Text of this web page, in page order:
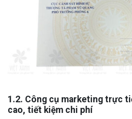
1.2. Công cụ marketing trực
cao, tiết kiệm chi phí